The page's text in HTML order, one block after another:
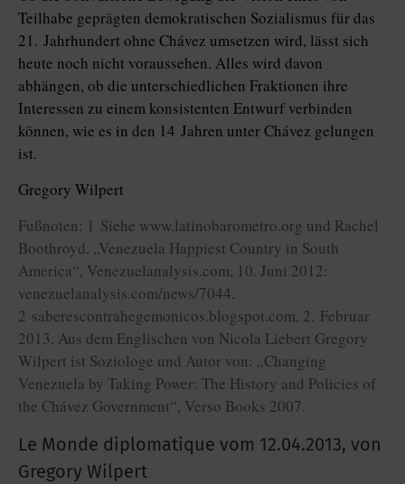
Teilhabe geprägten demokratischen Sozialismus für das
21. Jahrhundert ohne Chávez umsetzen wird, lässt sich
heute noch nicht voraussehen. Alles wird davon
abhängen, ob die unterschiedlichen Fraktionen ihre
Interessen zu einem konsistenten Entwurf verbinden
können, wie es in den 14 Jahren unter Chávez gelungen
ist.
Gregory Wilpert
Fußnoten: 1 Siehe www.latinobarometro.org und Rachel
Boothroyd, „Venezuela Happiest Country in South
America“, Venezuelanalysis.com, 10. Juni 2012:
venezuelanalysis.com/news/7044.
2 saberescontrahegemonicos.blogspot.com, 2. Februar
2013. Aus dem Englischen von Nicola Liebert Gregory
Wilpert ist Soziologe und Autor von: „Changing
Venezuela by Taking Power: The History and Policies of
the Chávez Government“, Verso Books 2007.
Le Monde diplomatique vom 12.04.2013, von
Gregory Wilpert